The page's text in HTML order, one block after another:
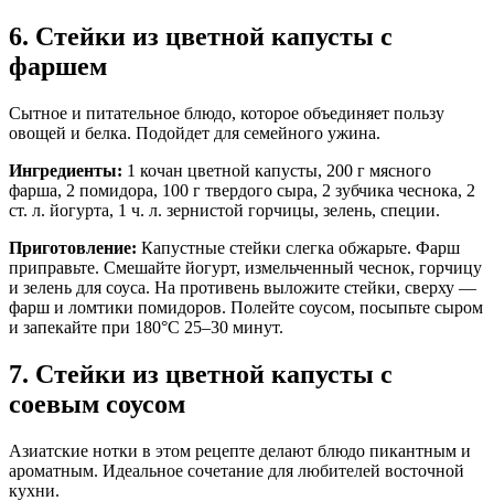
6. Стейки из цветной капусты с
фаршем
Сытное и питательное блюдо, которое объединяет пользу
овощей и белка. Подойдет для семейного ужина.
Ингредиенты: 1 кочан цветной капусты, 200 г мясного
фарша, 2 помидора, 100 г твердого сыра, 2 зубчика чеснока, 2
ст. л. йогурта, 1 ч. л. зернистой горчицы, зелень, специи.
Приготовление: Капустные стейки слегка обжарьте. Фарш
приправьте. Смешайте йогурт, измельченный чеснок, горчицу
и зелень для соуса. На противень выложите стейки, сверху —
фарш и ломтики помидоров. Полейте соусом, посыпьте сыром
и запекайте при 180°C 25–30 минут.
7. Стейки из цветной капусты с
соевым соусом
Азиатские нотки в этом рецепте делают блюдо пикантным и
ароматным. Идеальное сочетание для любителей восточной
кухни.